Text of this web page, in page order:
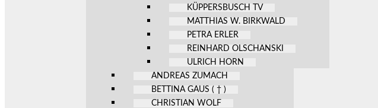
KÜPPERSBUSCH TV
MATTHIAS W. BIRKWALD
PETRA ERLER
REINHARD OLSCHANSKI
ULRICH HORN
ANDREAS ZUMACH
BETTINA GAUS ( † )
CHRISTIAN WOLF